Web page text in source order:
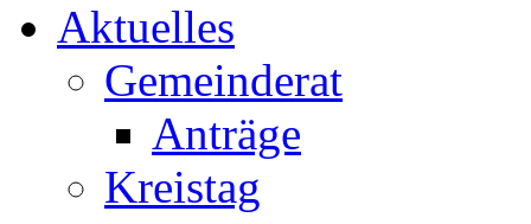
Aktuelles
Gemeinderat
Anträge
Kreistag